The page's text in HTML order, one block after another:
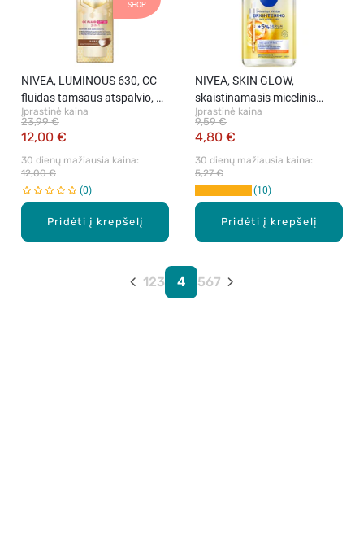
SHOP
Pridėti į krepšelį
NIVEA, LUMINOUS 630, CC
fluidas tamsaus atspalvio, 40
ml
Įprastinė kaina
12,00 €
23,99 €
30 dienų mažiausia kaina:
12,00 €
0
Pridėti į krepšelį
NIVEA, SKIN GLOW,
skaistinamasis micelinis
vanduo su 5% serumo, 400
ml
Įprastinė kaina
4,80 €
9,59 €
30 dienų mažiausia kaina:
5,27 €
10
123 4 567